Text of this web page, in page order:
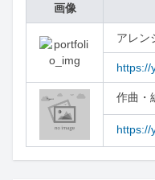
画像
アレン
https://
作曲・
https://